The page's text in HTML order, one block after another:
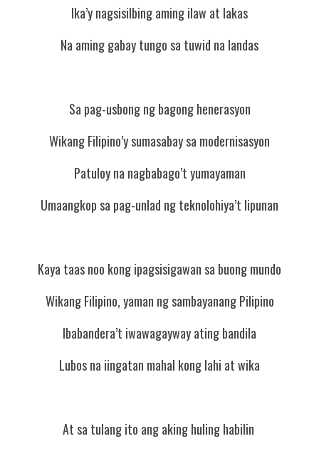
Ika’y nagsisilbing aming ilaw at lakas
Na aming gabay tungo sa tuwid na landas
Sa pag-usbong ng bagong henerasyon
Wikang Filipino’y sumasabay sa modernisasyon
Patuloy na nagbabago’t yumayaman
Umaangkop sa pag-unlad ng teknolohiya’t lipunan
Kaya taas noo kong ipagsisigawan sa buong mundo
Wikang Filipino, yaman ng sambayanang Pilipino
Ibabandera’t iwawagayway ating bandila
Lubos na iingatan mahal kong lahi at wika
At sa tulang ito ang aking huling habilin